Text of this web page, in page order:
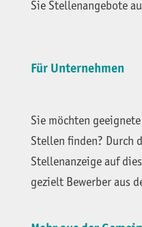
Sie Stellenangebote
Für Unternehmen
Sie möchten
Stellen finden? Durch
Stellenanzeige auf
gezielt Bewerber aus